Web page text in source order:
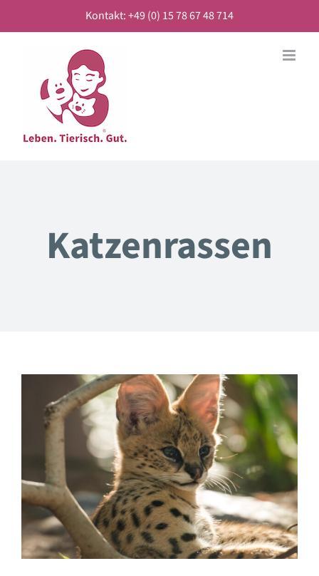
Inhalt
Kontakt: +49 (0) 15 78 67 48 714
Katzenrassen